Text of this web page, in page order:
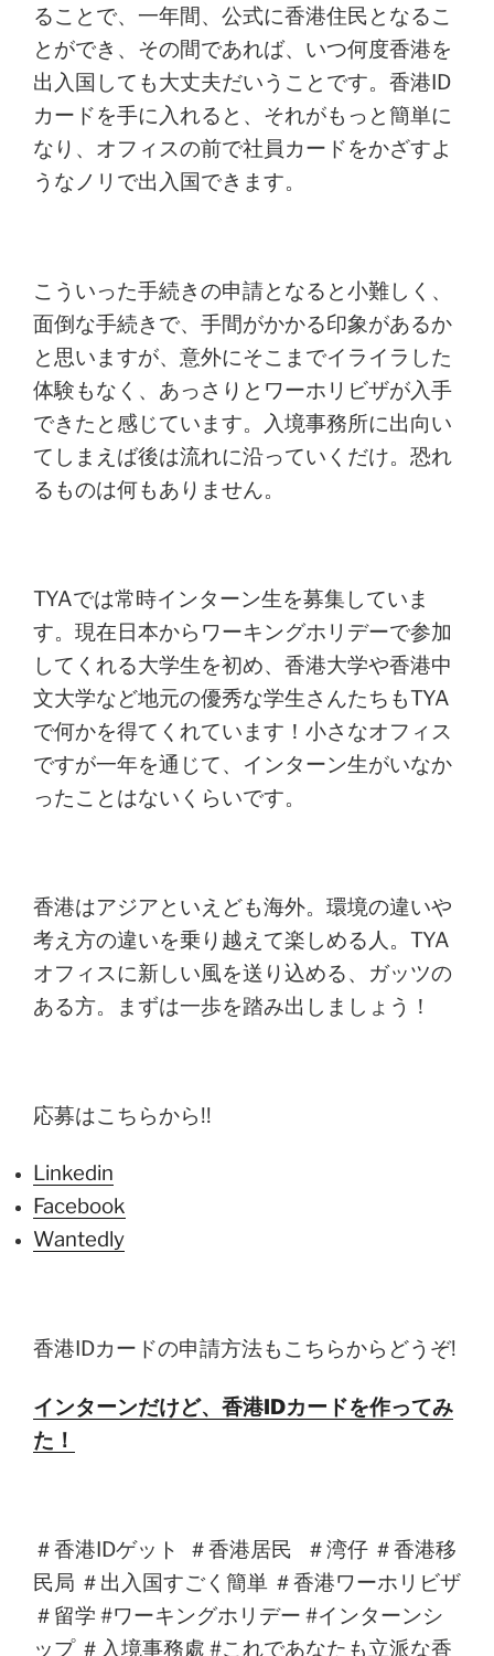
ることで、一年間、公式に香港住民となるこ
とができ、その間であれば、いつ何度香港を
出入国しても大丈夫だいうことです。香港ID
カードを手に入れると、それがもっと簡単に
なり、オフィスの前で社員カードをかざすよ
うなノリで出入国できます。
こういった手続きの申請となると小難しく、
面倒な手続きで、手間がかかる印象があるか
と思いますが、意外にそこまでイライラした
体験もなく、あっさりとワーホリビザが入手
できたと感じています。入境事務所に出向い
てしまえば後は流れに沿っていくだけ。恐れ
るものは何もありません。
TYAでは常時インターン生を募集していま
す。 現在日本からワーキングホリデーで参加
してくれる大学生を初め、香港大学や香港中
文大学など地元の優秀な学生さんたちもTYA
で何かを得てくれています！小さなオフィス
ですが一年を通じて、インターン生がいなか
ったことはないくらいです。
香港はアジアといえども海外。環境の違いや
考え方の違いを乗り越えて楽しめる人。TYA
オフィスに新しい風を送り込める、ガッツの
ある方。まずは一歩を踏み出しましょう！
応募はこちらから!!
Linkedin
Facebook
Wantedly
香港IDカードの申請方法もこちらからどうぞ!
インターンだけど、香港IDカードを作ってみ
た！
＃香港IDゲット
＃香港居民 ＃湾仔 ＃香港移
民局 ＃出入国すごく簡単 ＃香港ワーホリビザ
＃留学 #ワーキングホリデー #インターンシ
ップ ＃入境事務處 #これであなたも立派な香